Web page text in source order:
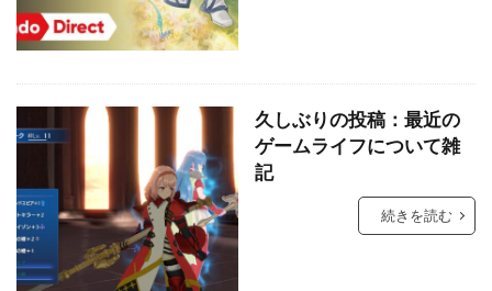
久しぶりの投稿：最近の
ゲームライフについて雑
記
続きを読む